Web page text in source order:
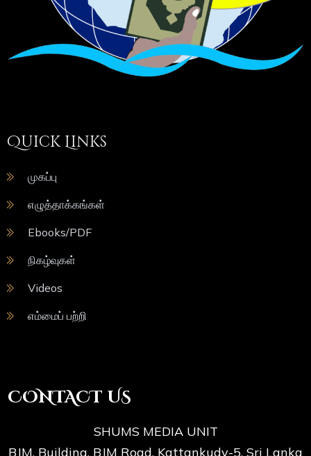
Quick Links
முகப்பு
எழுத்தாக்கங்கள்
Ebooks/PDF
நிகழ்வுகள்
Videos
எம்மைப் பற்றி
CONTACT US
SHUMS MEDIA UNIT
BJM. Building, BJM Road, Kattankudy-5. Sri Lanka